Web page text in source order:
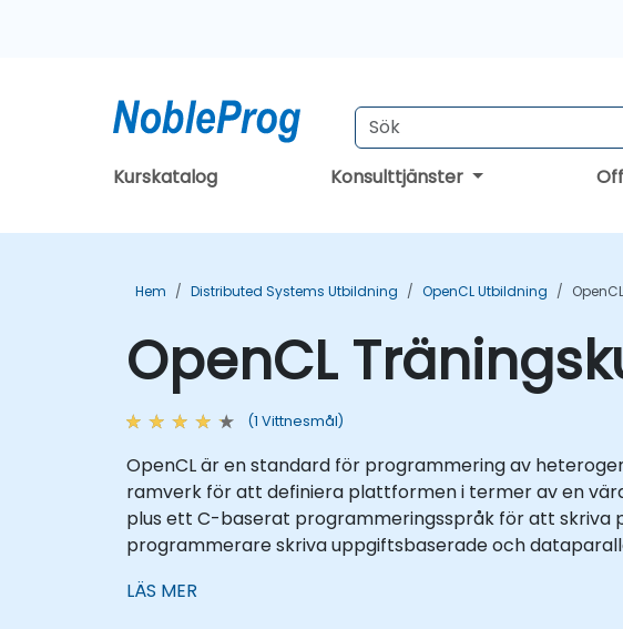
Kurskatalog Konsulttjänster
Hem Distributed Systems Utbildning OpenCL Utbildning
OpenCL
(1 Vittnesmål)
OpenCL är en standard för programmering av
ramverk för att definiera plattformen i termer av en
plus ett C-baserat programmeringsspråk för att skriva
programmerare skriva uppgiftsbaserade och
LÄS MER